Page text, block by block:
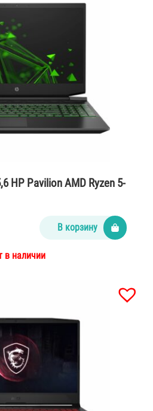
HP Pavilion AMD Ryzen 5-
В корзину
в наличии